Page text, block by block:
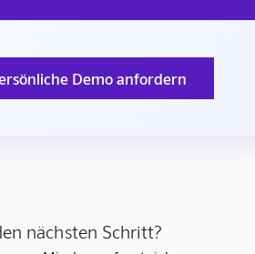
Demo anfordern
nächsten Schritt?